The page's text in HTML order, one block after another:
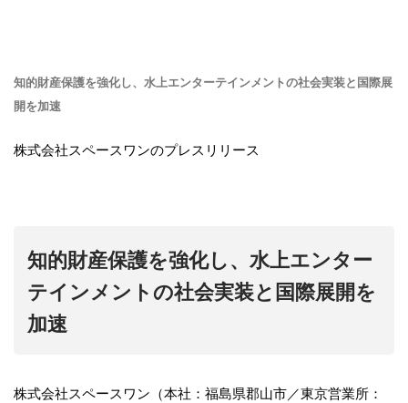
知的財産保護を強化し、水上エンターテインメントの社会実装と国際展
開を加速
株式会社スペースワンのプレスリリース
知的財産保護を強化し、水上エンター
テインメントの社会実装と国際展開を
加速
株式会社スペースワン（本社：福島県郡山市／東京営業所：